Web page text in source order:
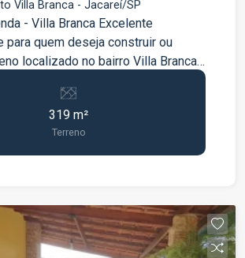
Villa Branca - Jacareí/SP
Villa Branca Excelente
para quem deseja construir ou
e com fácil acesso às
para kitnet e galpão
319 m²
Terreno